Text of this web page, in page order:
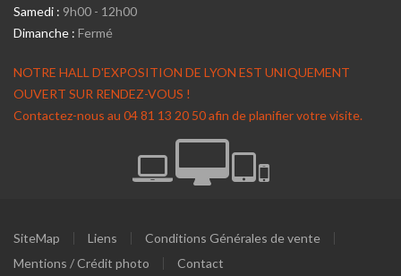
Samedi : 9h00 - 12h00
Dimanche : Fermé
NOTRE HALL D'EXPOSITION DE LYON EST UNIQUEMENT
OUVERT SUR RENDEZ-VOUS !
Contactez-nous au 04 81 13 20 50 afin de planifier votre visite.
SiteMap Liens
Conditions Générales de vente
Mentions / Crédit photo
Contact